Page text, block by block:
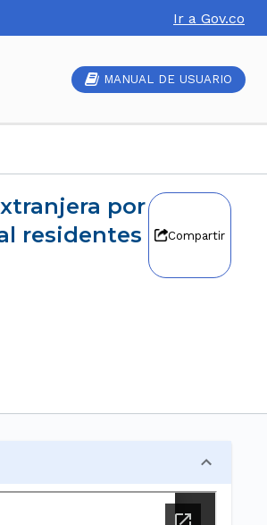
Ir a Gov.co
MANUAL DE USUARIO
residentes
Compartir